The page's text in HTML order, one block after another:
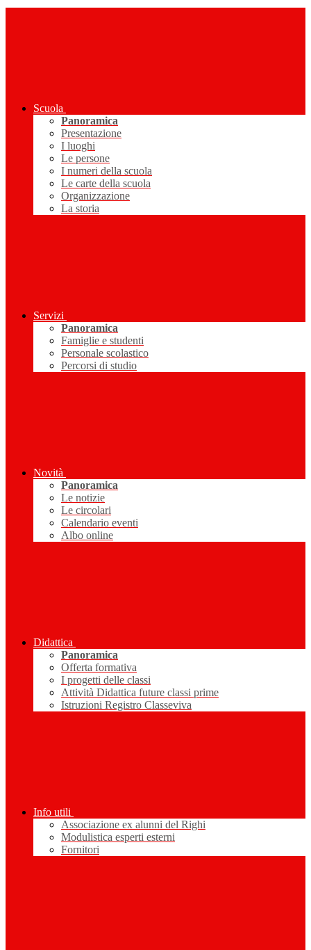
Scuola
Panoramica
Presentazione
I luoghi
Le persone
I numeri della scuola
Le carte della scuola
Organizzazione
La storia
Servizi
Panoramica
Famiglie e studenti
Personale scolastico
Percorsi di studio
Novità
Panoramica
Le notizie
Le circolari
Calendario eventi
Albo online
Didattica
Panoramica
Offerta formativa
I progetti delle classi
Attività Didattica future classi prime
Istruzioni Registro Classeviva
Info utili
Associazione ex alunni del Righi
Modulistica esperti esterni
Fornitori